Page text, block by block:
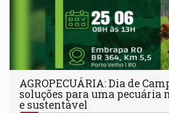
AGROPECUÁRIA: Dia de
soluções para uma
e sustentável